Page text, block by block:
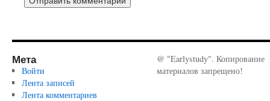
Мета
Войти
Лента записей
Лента комментариев
@ "Earlystudy". Копирование
материалов запрещено!